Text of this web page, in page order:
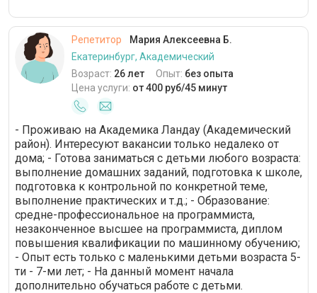
Репетитор
Мария Алексеевна Б.
Екатеринбург, Академический
Возраст: 26 лет Опыт: без опыта
Цена услуги: от 400 руб/45 минут
- Проживаю на Академика Ландау (Академический
район). Интересуют вакансии только недалеко от
дома; - Готова заниматься с детьми любого возраста:
выполнение домашних заданий, подготовка к школе,
подготовка к контрольной по конкретной теме,
выполнение практических и т.д.; - Образование:
средне-профессиональное на программиста,
незаконченное высшее на программиста, диплом
повышения квалификации по машинному обучению;
- Опыт есть только с маленькими детьми возраста 5-
ти - 7-ми лет; - На данный момент начала
дополнительно обучаться работе с детьми.